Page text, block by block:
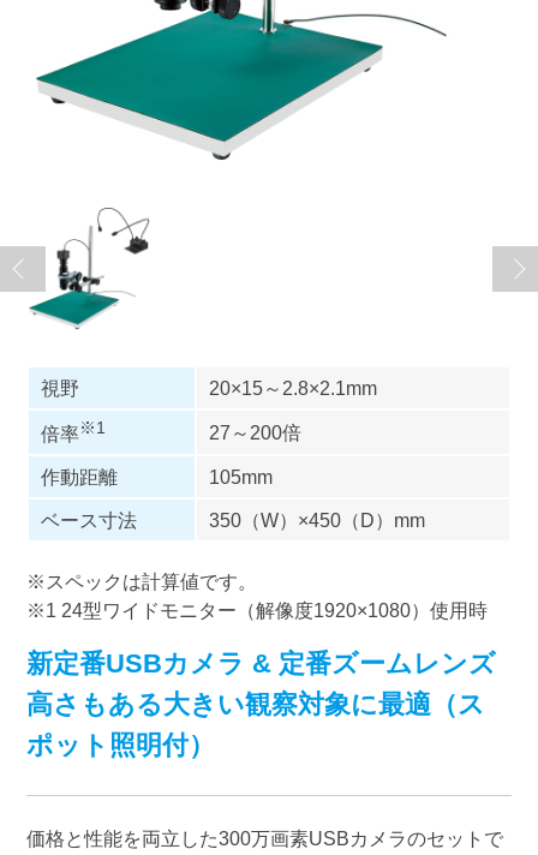
視野 20×15～2.8×2.1mm
倍率※1 27～200倍
作動距離
105mm
ベース寸法
350（W）×450（D）mm
※スペックは計算値です。
※1 24型ワイドモニター（解像度1920×1080）使用時
新定番USBカメラ & 定番ズームレンズ
高さもある大きい観察対象に最適（ス
ポット照明付）
価格と性能を両立した300万画素USBカメラのセットで